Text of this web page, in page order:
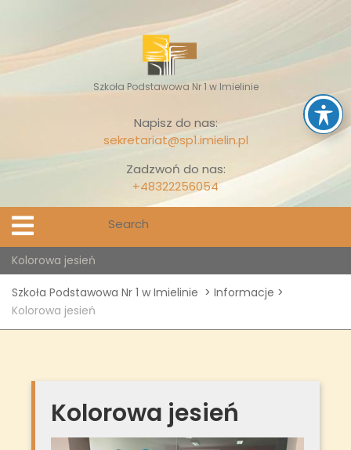
content
Szkoła Podstawowa Nr 1 w Imielinie
Napisz do nas:
sekretariat@sp1.imielin.pl
Zadzwoń do nas:
+48322256054
Open
Menu
Kolorowa jesień
Szkoła Podstawowa Nr 1 w Imielinie > Informacje >
Kolorowa jesień
Kolorowa jesień